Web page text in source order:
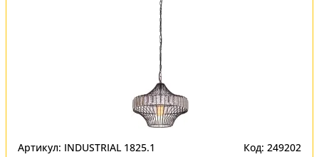
Артикул: INDUSTRIAL 1825.1 Код: 249202